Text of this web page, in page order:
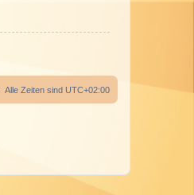
Alle Zeiten sind UTC+02:00